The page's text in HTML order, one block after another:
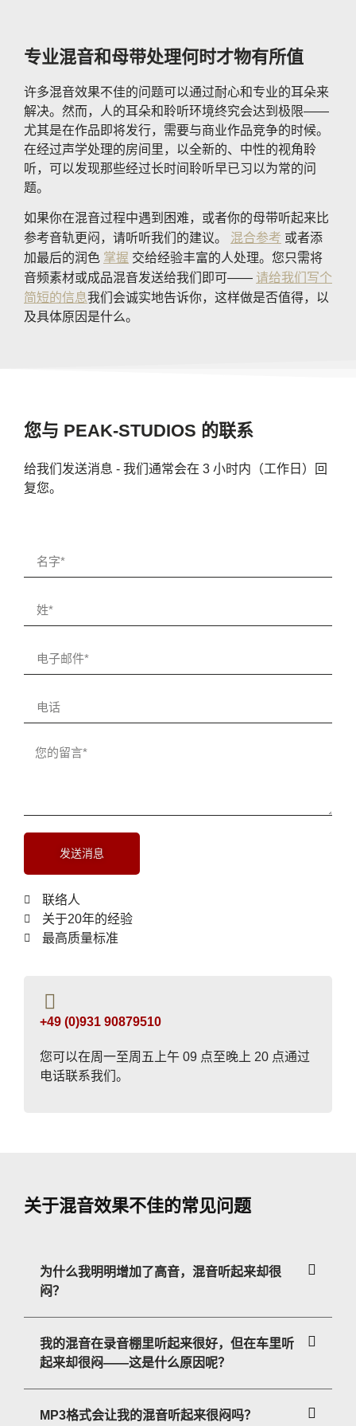
专业混音和母带处理何时才物有所值
许多混音效果不佳的问题可以通过耐心和专业的耳朵来
解决。然而，人的耳朵和聆听环境终究会达到极限——
尤其是在作品即将发行，需要与商业作品竞争的时候。
在经过声学处理的房间里，以全新的、中性的视角聆
听，可以发现那些经过长时间聆听早已习以为常的问
题。
如果你在混音过程中遇到困难，或者你的母带听起来比
参考音轨更闷，请听听我们的建议。 混合参考 或者添
加最后的润色 掌握 交给经验丰富的人处理。您只需将
音频素材或成品混音发送给我们即可—— 请给我们写个
简短的信息我们会诚实地告诉你，这样做是否值得，以
及具体原因是什么。
您与 PEAK-STUDIOS 的联系
给我们发送消息 - 我们通常会在 3 小时内（工作日）回
复您。
发送消息
联络人
关于20年的经验
最高质量标准
+49 (0)931 90879510
您可以在周一至周五上午 09 点至晚上 20 点通过
电话联系我们。
关于混音效果不佳的常见问题
为什么我明明增加了高音，混音听起来却很
闷？
我的混音在录音棚里听起来很好，但在车里听
起来却很闷——这是什么原因呢？
MP3格式会让我的混音听起来很闷吗？